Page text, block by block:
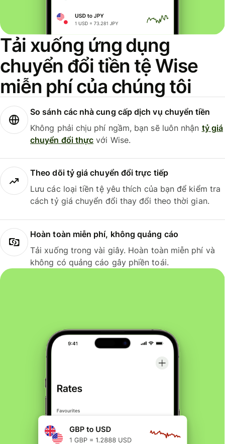
Tải xuống ứng dụng
chuyển đổi tiền tệ Wise
miễn phí của chúng tôi
So sánh các nhà cung cấp dịch vụ chuyển tiền
Không phải chịu phí ngầm, bạn sẽ luôn nhận tỷ giá
chuyển đổi thực với Wise.
Theo dõi tỷ giá chuyển đổi trực tiếp
Lưu các loại tiền tệ yêu thích của bạn để kiểm tra
cách tỷ giá chuyển đổi thay đổi theo thời gian.
Hoàn toàn miễn phí, không quảng cáo
Tải xuống trong vài giây. Hoàn toàn miễn phí và
không có quảng cáo gây phiền toái.